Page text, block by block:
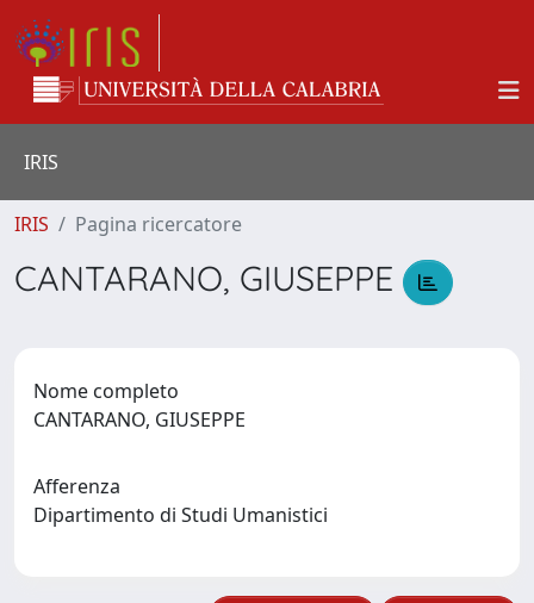
IRIS
IRIS Pagina ricercatore
CANTARANO, GIUSEPPE
Nome completo
CANTARANO, GIUSEPPE
Afferenza
Dipartimento di Studi Umanistici